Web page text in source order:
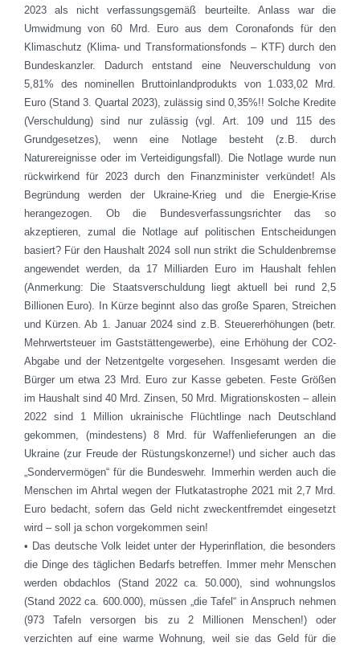
2023 als nicht verfassungsgemäß beurteilte. Anlass war die
Umwidmung von 60 Mrd. Euro aus dem Coronafonds für den
Klimaschutz (Klima- und Transformationsfonds – KTF) durch den
Bundeskanzler. Dadurch entstand eine Neuverschuldung von
5,81% des nominellen Bruttoinlandprodukts von 1.033,02 Mrd.
Euro (Stand 3. Quartal 2023), zulässig sind 0,35%!! Solche Kredite
(Verschuldung) sind nur zulässig (vgl. Art. 109 und 115 des
Grundgesetzes), wenn eine Notlage besteht (z.B. durch
Naturereignisse oder im Verteidigungsfall). Die Notlage wurde nun
rückwirkend für 2023 durch den Finanzminister verkündet! Als
Begründung werden der Ukraine-Krieg und die Energie-Krise
herangezogen. Ob die Bundesverfassungsrichter das so
akzeptieren, zumal die Notlage auf politischen Entscheidungen
basiert? Für den Haushalt 2024 soll nun strikt die Schuldenbremse
angewendet werden, da 17 Milliarden Euro im Haushalt fehlen
(Anmerkung: Die Staatsverschuldung liegt aktuell bei rund 2,5
Billionen Euro). In Kürze beginnt also das große Sparen, Streichen
und Kürzen. Ab 1. Januar 2024 sind z.B. Steuererhöhungen (betr.
Mehrwertsteuer im Gaststättengewerbe), eine Erhöhung der CO2-
Abgabe und der Netzentgelte vorgesehen. Insgesamt werden die
Bürger um etwa 23 Mrd. Euro zur Kasse gebeten. Feste Größen
im Haushalt sind 40 Mrd. Zinsen, 50 Mrd. Migrationskosten – allein
2022 sind 1 Million ukrainische Flüchtlinge nach Deutschland
gekommen, (mindestens) 8 Mrd. für Waffenlieferungen an die
Ukraine (zur Freude der Rüstungskonzerne!) und sicher auch das
„Sondervermögen“ für die Bundeswehr. Immerhin werden auch die
Menschen im Ahrtal wegen der Flutkatastrophe 2021 mit 2,7 Mrd.
Euro bedacht, sofern das Geld nicht zweckentfremdet eingesetzt
wird – soll ja schon vorgekommen sein!
• Das deutsche Volk leidet unter der Hyperinflation, die besonders
die Dinge des täglichen Bedarfs betreffen. Immer mehr Menschen
werden obdachlos (Stand 2022 ca. 50.000), sind wohnungslos
(Stand 2022 ca. 600.000), müssen „die Tafel“ in Anspruch nehmen
(973 Tafeln versorgen bis zu 2 Millionen Menschen!) oder
verzichten auf eine warme Wohnung, weil sie das Geld für die